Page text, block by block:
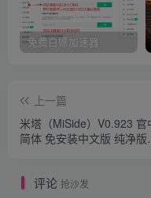
免费白嫖加速器
上一篇
米塔（MiSide）V0.923 官
简体 免安装中文版 纯净版
评论 抢沙发